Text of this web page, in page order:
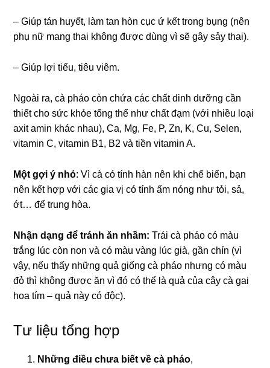
– Giúp tán huyết, làm tan hòn cục ứ kết trong bụng (nên
phụ nữ mang thai không được dùng vì sẽ gây sảy thai).
– Giúp lợi tiểu, tiêu viêm.
Ngoài ra, cà pháo còn chứa các chất dinh dưỡng cần
thiết cho sức khỏe tổng thể như chất đạm (với nhiều loại
axit amin khác nhau), Ca, Mg, Fe, P, Zn, K, Cu, Selen,
vitamin C, vitamin B1, B2 và tiền vitamin A.
Một gợi ý nhỏ: Vì cà có tính hàn nên khi chế biến, bạn
nên kết hợp với các gia vị có tính ấm nóng như tỏi, sả,
ớt… để trung hòa.
Nhận dạng để tránh ăn nhầm: Trái cà pháo có màu
trắng lúc còn non và có màu vàng lúc già, gần chín (vì
vậy, nếu thấy những quả giống cà pháo nhưng có màu
đỏ thì không được ăn vì đó có thể là quả của cây cà gai
hoa tím – quả này có độc).
Tư liệu tổng hợp
Những điều chưa biết về cà pháo,